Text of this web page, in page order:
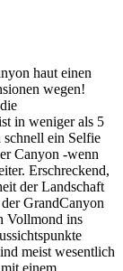
haut einen
wegen!
in weniger als 5
ein Selfie
Canyon -wenn
Erschreckend,
der Landschaft
GrandCanyon
Vollmond ins
meist wesentlich